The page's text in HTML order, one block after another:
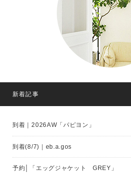
新着記事
到着｜2026AW「パピヨン」
到着(8/7)｜eb.a.gos
予約│「エッグジャケット GREY」